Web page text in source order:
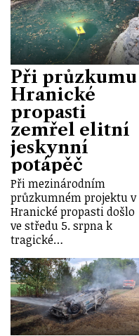
Při průzkumu
Hranické
propasti
zemřel elitní
jeskynní
potápěč
Při mezinárodním
průzkumném projektu v
Hranické propasti došlo
ve středu 5. srpna k
tragické…